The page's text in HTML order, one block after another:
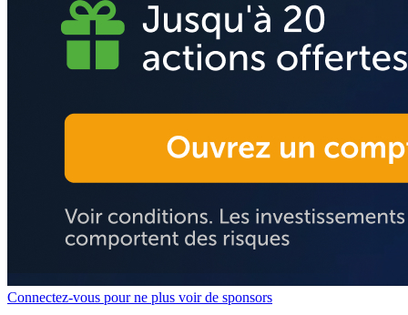
Connectez-vous pour ne plus voir de sponsors